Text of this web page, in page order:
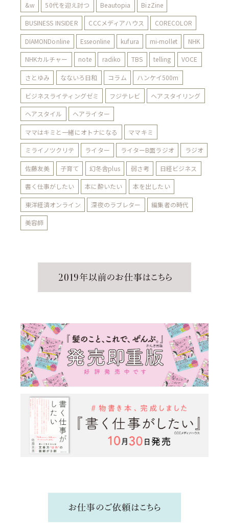
&w 50代を迎え討つ Beautopia BizZine
BUSINESS INSIDER CCCメディアハウス CORECOLOR
DIAMONDonline Esseonline kufura mi-mollet NHK
NHKカルチャー note radiko TBS telling VOCE
さとゆみ なないろ日和 コラム ハンケイ500m
ビジネスライティングゼミ フジテレビ ヘアスタイリング
ヘアスタイル ヘアライター
ママはキミと一緒にオトナになる ママキミ
ミライノツクリテ ライター ライターB面ラジオ ラジオ
佐藤友美 子育て 幻冬舎plus 弱さ考 日経ビジネス
書く仕事がしたい 本に酔いたい 本を出したい
東洋経済オンライン 深夜のラブレター 編集者の時代
美容師